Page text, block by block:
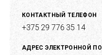
КОНТАКТНЫЙ ТЕЛЕФОН
+375 29 776 35 14
АДРЕС ЭЛЕКТРОННОЙ